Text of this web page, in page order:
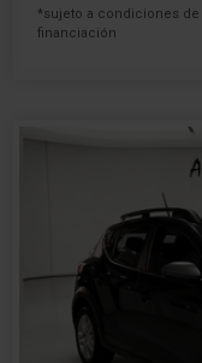
*sujeto a condiciones de
financiación